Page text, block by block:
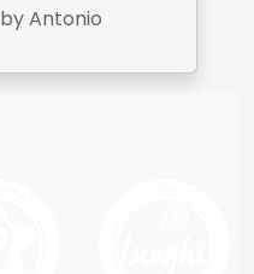
by Antonio